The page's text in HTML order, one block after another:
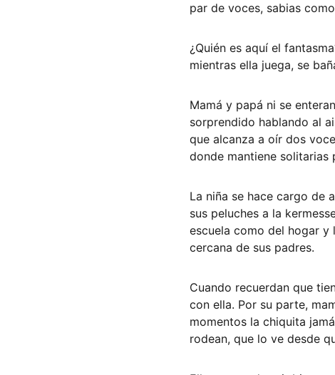
par de voces, sabias
¿Quién es aquí el
mientras ella juega, se
Mamá y papá ni se
sorprendido hablando al
que alcanza a oír dos
donde mantiene solitarias
La niña se hace cargo de
sus peluches a la
escuela como del hogar y
cercana de sus padres.
Cuando recuerdan que
con ella. Por su parte,
momentos la chiquita
rodean, que lo ve desde